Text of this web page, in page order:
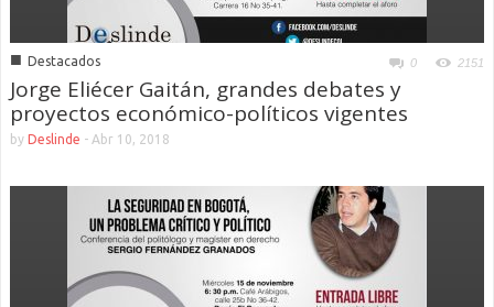
■ Destacados 0 2151
Jorge Eliécer Gaitán, grandes debates y
proyectos económico-políticos vigentes
by Deslinde - Abr 10, 2018